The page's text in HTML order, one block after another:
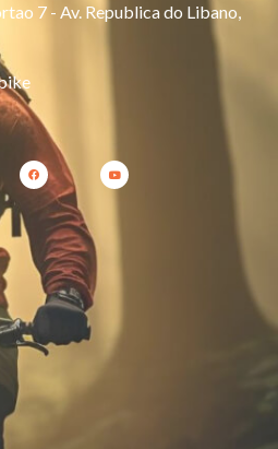
7 - Av. Republica do Libano,